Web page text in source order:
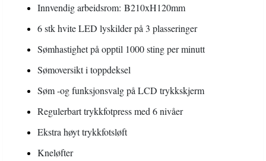
Innvendig arbeidsrom: B210xH120mm
6 stk hvite LED lyskilder på 3 plasseringer
Sømhastighet på opptil 1000 sting per minutt
Sømoversikt i toppdeksel
Søm -og funksjonsvalg på LCD trykkskjerm
Regulerbart trykkfotpress med 6 nivåer
Ekstra høyt trykkfotsløft
Kneløfter